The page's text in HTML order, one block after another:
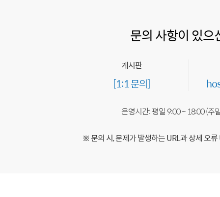
문의 사항이 있으
게시판
[1:1 문의]
운영시간: 평일 9:00 ~ 18:00 (주
※ 문의 시, 문제가 발생하는 URL과 상세 오